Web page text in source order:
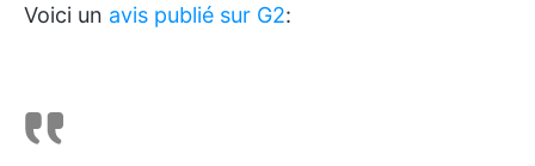
Voici un avis publié sur G2: